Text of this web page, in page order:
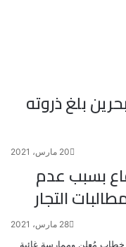
بلغ ذروته
20 مارس، 2021
بسبب عدم
التجار
28 مارس، 2021